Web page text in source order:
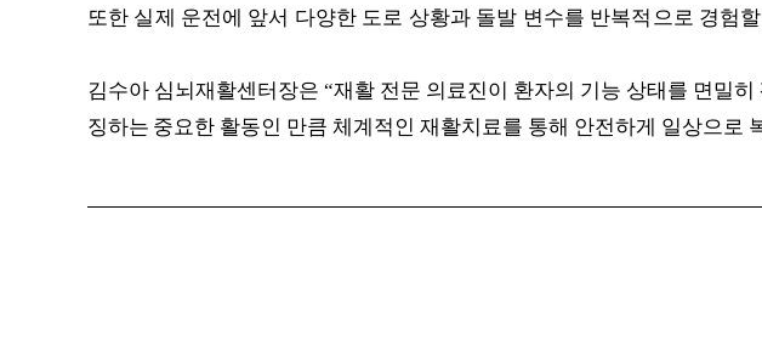
또한 실제 운전에 앞서 다양한 도로 상황과 돌발 변수를 반복적으로 경험
김수아 심뇌재활센터장은 “재활 전문 의료진이 환자의 기능 상태를 면밀히
징하는 중요한 활동인 만큼 체계적인 재활치료를 통해 안전하게 일상으로